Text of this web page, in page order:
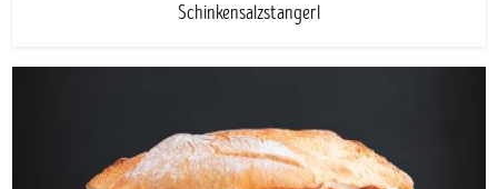
Schinkensalzstangerl